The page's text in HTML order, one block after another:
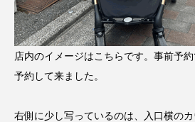
店内のイメージはこちらです。事前予
予約して来ました。
右側に少し写っているのは、入口横のカ